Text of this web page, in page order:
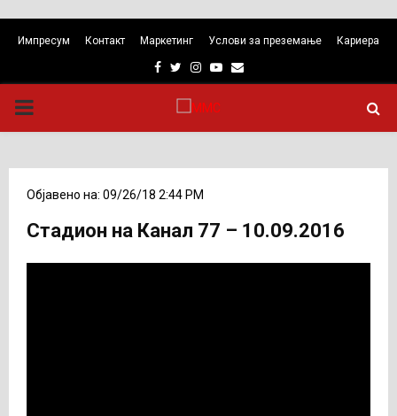
Импресум Контакт Маркетинг Услови за преземање Кариера
Facebook
TwitterInstagram
Youtube
Email
PRIMARY
Објавено на: 09/26/18 2:44 PM
Стадион на Канал 77 – 10.09.2016